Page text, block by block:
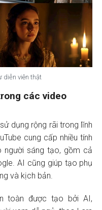
diễn viên thật
các video
dụng rộng rãi trong lĩnh
cung cấp nhiều tính
người sáng tạo, gồm cả
AI cũng giúp tạo phụ
và kịch bản.
toàn được tạo bởi AI,